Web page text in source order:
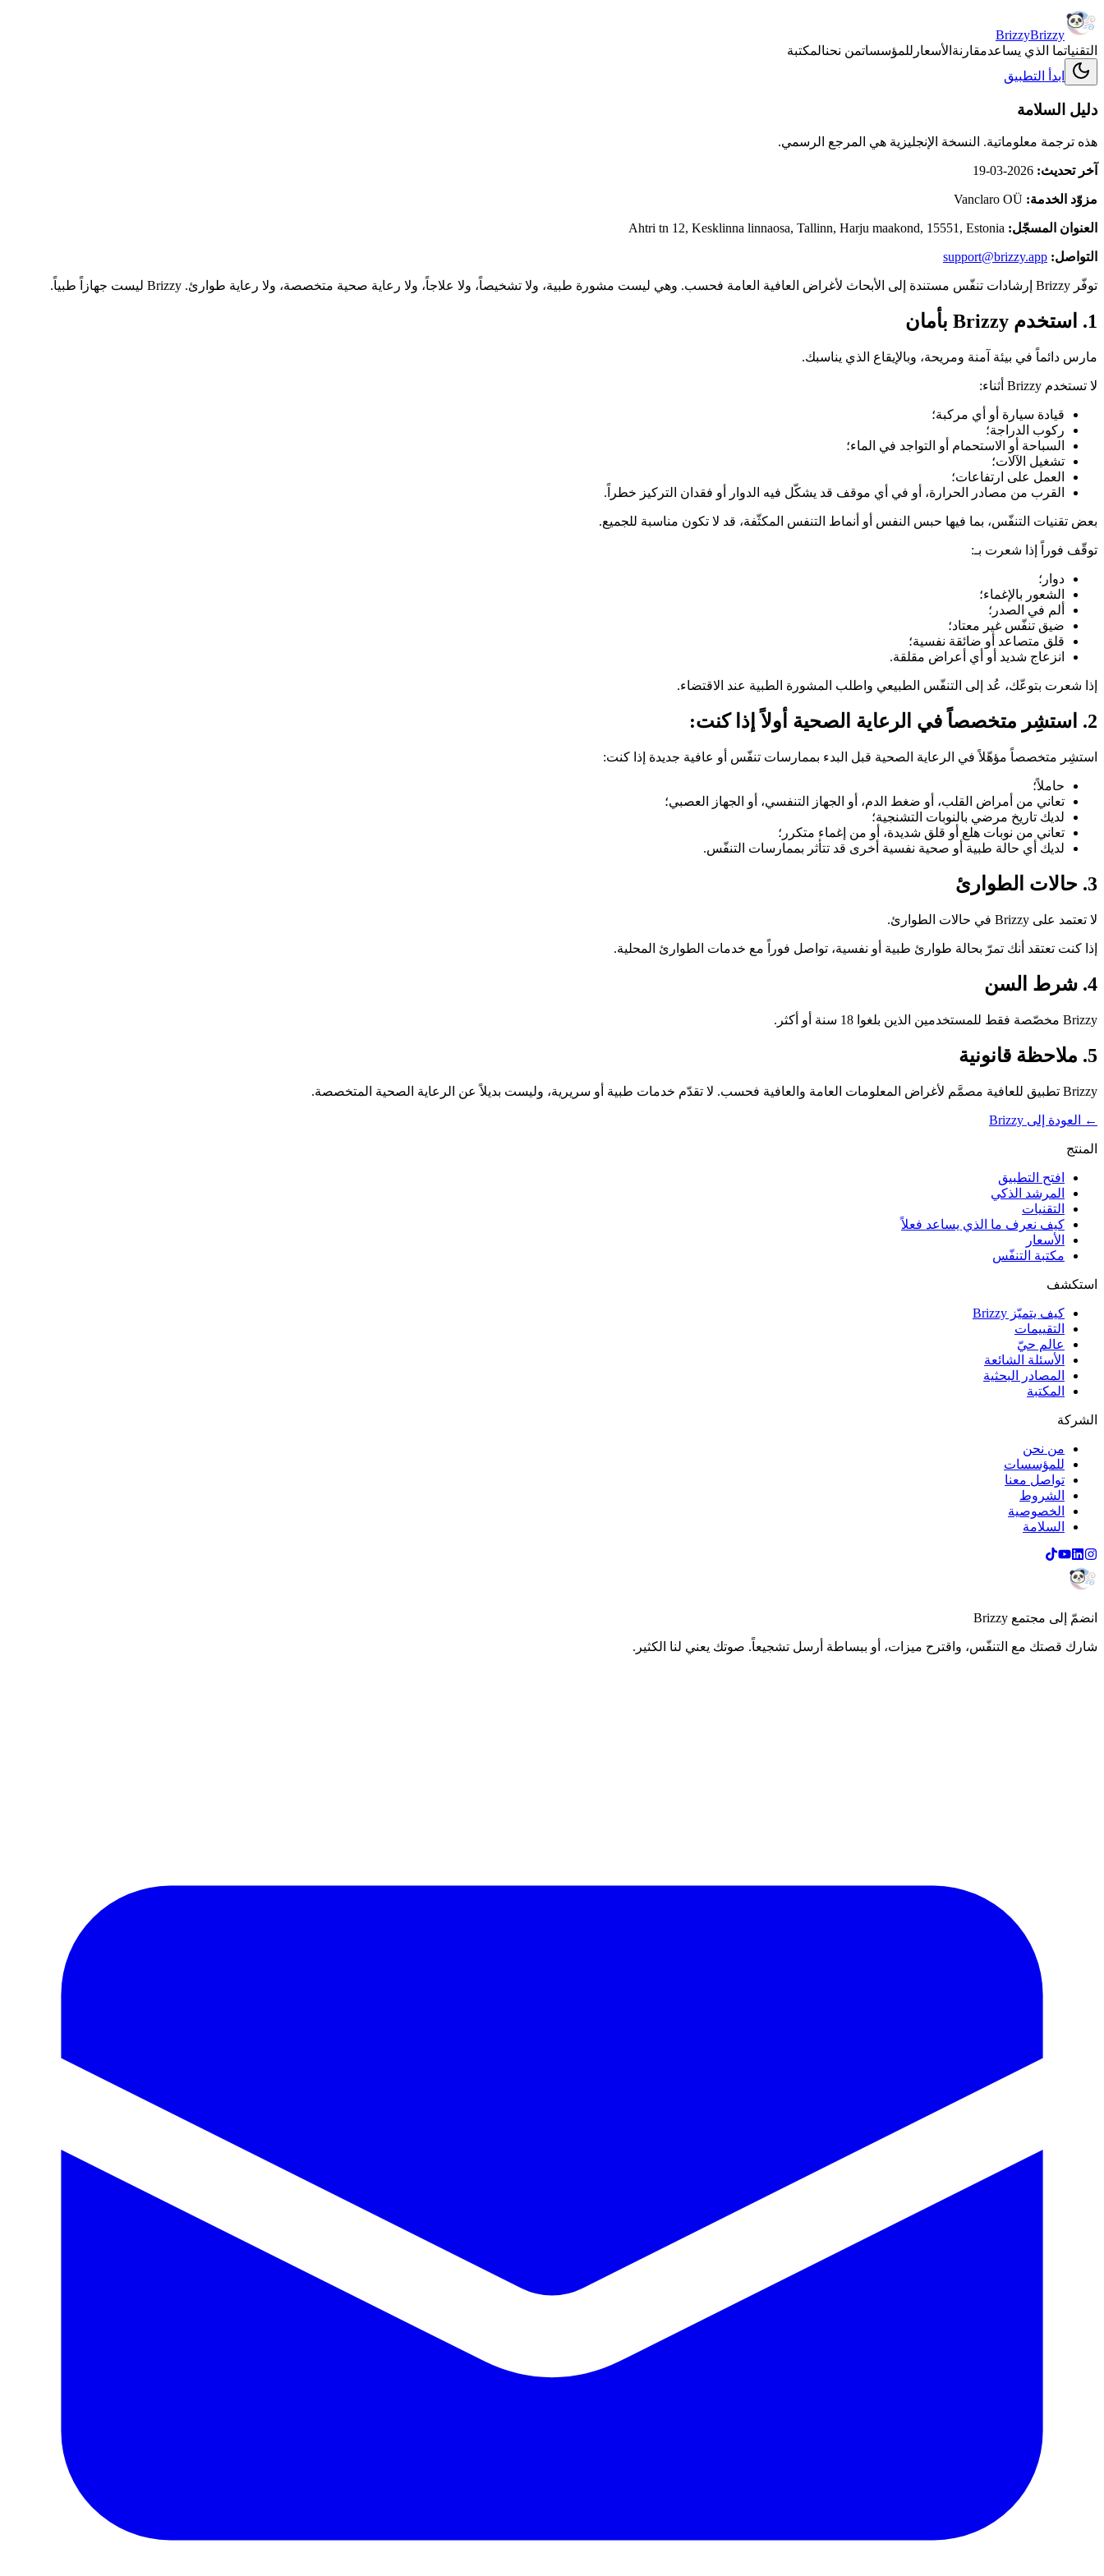
BrizzyBrizzy
التقنياتما الذي يساعدمقارنة الأسعار للمؤسساتمن نحنالمكتبة
ابدأ
التطبيق
دليل السلامة
هذه ترجمة معلوماتية. النسخة الإنجليزية هي المرجع الرسمي.
آخر تحديث: 2026-03-19
مزوّد الخدمة: Vanclaro OÜ
العنوان المسجّل: Ahtri tn 12, Kesklinna linnaosa, Tallinn, Harju maakond, 15551, Estonia
التواصل: support@brizzy.app
توفّر Brizzy إرشادات تنفّس مستندة إلى الأبحاث لأغراض العافية العامة فحسب. وهي ليست مشورة طبية، ولا تشخيصاً، ولا علاجاً، ولا رعاية صحية متخصصة، ولا رعاية طوارئ. Brizzy ليست جهازاً طبياً.
1. استخدم Brizzy بأمان
مارس دائماً في بيئة آمنة ومريحة، وبالإيقاع الذي يناسبك.
لا تستخدم Brizzy أثناء:
قيادة سيارة أو أي مركبة؛
ركوب الدراجة؛
السباحة أو الاستحمام أو التواجد في الماء؛
تشغيل الآلات؛
العمل على ارتفاعات؛
القرب من مصادر الحرارة، أو في أي موقف قد يشكّل فيه الدوار أو فقدان التركيز خطراً.
بعض تقنيات التنفّس، بما فيها حبس النفس أو أنماط التنفس المكثّفة، قد لا تكون مناسبة للجميع.
توقّف فوراً إذا شعرت بـ:
دوار؛
الشعور بالإغماء؛
ألم في الصدر؛
ضيق تنفّس غير معتاد؛
قلق متصاعد أو ضائقة نفسية؛
انزعاج شديد أو أي أعراض مقلقة.
إذا شعرت بتوعّك، عُد إلى التنفّس الطبيعي واطلب المشورة الطبية عند الاقتضاء.
2. استشِر متخصصاً في الرعاية الصحية أولاً إذا كنت:
استشِر متخصصاً مؤهّلاً في الرعاية الصحية قبل البدء بممارسات تنفّس أو عافية جديدة إذا كنت:
حاملاً؛
تعاني من أمراض القلب، أو ضغط الدم، أو الجهاز التنفسي، أو الجهاز العصبي؛
لديك تاريخ مرضي بالنوبات التشنجية؛
تعاني من نوبات هلع أو قلق شديدة، أو من إغماء متكرر؛
لديك أي حالة طبية أو صحية نفسية أخرى قد تتأثر بممارسات التنفّس.
3. حالات الطوارئ
لا تعتمد على Brizzy في حالات الطوارئ.
إذا كنت تعتقد أنك تمرّ بحالة طوارئ طبية أو نفسية، تواصل فوراً مع خدمات الطوارئ المحلية.
4. شرط السن
Brizzy مخصّصة فقط للمستخدمين الذين بلغوا 18 سنة أو أكثر.
5. ملاحظة قانونية
Brizzy تطبيق للعافية مصمَّم لأغراض المعلومات العامة والعافية فحسب. لا تقدّم خدمات طبية أو سريرية، وليست بديلاً عن الرعاية الصحية المتخصصة.
← العودة إلى Brizzy
المنتج
افتح التطبيق
المرشد الذكي
التقنيات
كيف نعرف ما الذي يساعد فعلاً
الأسعار
مكتبة التنفّس
استكشف
كيف يتميّز Brizzy
التقييمات
عالم حيّ
الأسئلة الشائعة
المصادر البحثية
المكتبة
الشركة
من نحن
للمؤسسات
تواصل معنا
الشروط
الخصوصية
السلامة
انضمّ إلى مجتمع Brizzy
شارك قصتك مع التنفّس، واقترح ميزات، أو ببساطة أرسل تشجيعاً. صوتك يعني لنا الكثير.